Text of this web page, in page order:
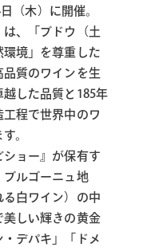
（木）に開催。
は、「ブドウ（土
境」を尊重した
品質のワインを生
した品質と185年
程で世界中のワ
。
ショー』が保有す
ルゴーニュ地
白ワイン）の中
美しい輝きの黄金
デパキ」「ドメ